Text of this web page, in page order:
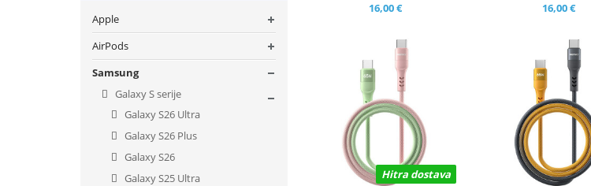
16,00 €
16,00 €
Hitra dostava
Apple
AirPods
Samsung
Galaxy S serije
Galaxy S26 Ultra
Galaxy S26 Plus
Galaxy S26
Galaxy S25 Ultra